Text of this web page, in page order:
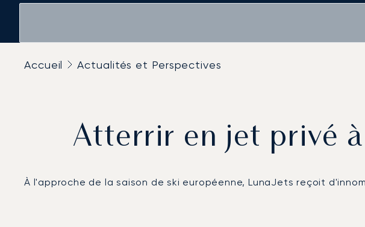
Accueil Actualités et Perspectives
Atterrir en jet privé
À l'approche de la saison de ski européenne, LunaJets reçoit